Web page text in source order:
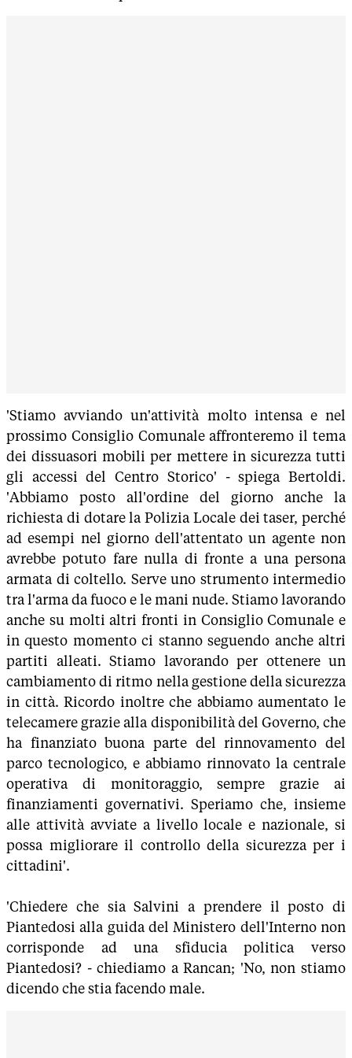
'Stiamo avviando un'attività molto intensa e nel
prossimo Consiglio Comunale affronteremo il tema
dei dissuasori mobili per mettere in sicurezza tutti
gli accessi del Centro Storico' - spiega Bertoldi.
'Abbiamo posto all'ordine del giorno anche la
richiesta di dotare la Polizia Locale dei taser, perché
ad esempi nel giorno dell'attentato un agente non
avrebbe potuto fare nulla di fronte a una persona
armata di coltello. Serve uno strumento intermedio
tra l'arma da fuoco e le mani nude. Stiamo lavorando
anche su molti altri fronti in Consiglio Comunale e
in questo momento ci stanno seguendo anche altri
partiti alleati. Stiamo lavorando per ottenere un
cambiamento di ritmo nella gestione della sicurezza
in città. Ricordo inoltre che abbiamo aumentato le
telecamere grazie alla disponibilità del Governo, che
ha finanziato buona parte del rinnovamento del
parco tecnologico, e abbiamo rinnovato la centrale
operativa di monitoraggio, sempre grazie ai
finanziamenti governativi. Speriamo che, insieme
alle attività avviate a livello locale e nazionale, si
possa migliorare il controllo della sicurezza per i
cittadini'.
'Chiedere che sia Salvini a prendere il posto di
Piantedosi alla guida del Ministero dell'Interno non
corrisponde ad una sfiducia politica verso
Piantedosi? - chiediamo a Rancan; 'No, non stiamo
dicendo che stia facendo male.